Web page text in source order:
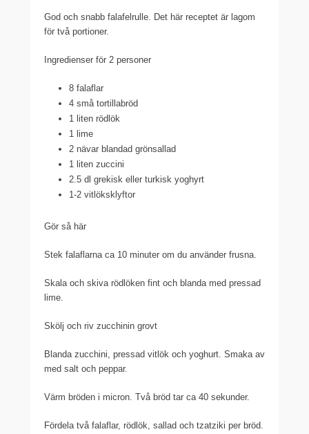
God och snabb falafelrulle. Det här receptet är lagom
för två portioner.
Ingredienser för 2 personer
8 falaflar
4 små tortillabröd
1 liten rödlök
1 lime
2 nävar blandad grönsallad
1 liten zuccini
2.5 dl grekisk eller turkisk yoghyrt
1-2 vitlöksklyftor
Gör så här
Stek falaflarna ca 10 minuter om du använder frusna.
Skala och skiva rödlöken fint och blanda med pressad
lime.
Skölj och riv zucchinin grovt
Blanda zucchini, pressad vitlök och yoghurt. Smaka av
med salt och peppar.
Värm bröden i micron. Två bröd tar ca 40 sekunder.
Fördela två falaflar, rödlök, sallad och tzatziki per bröd.